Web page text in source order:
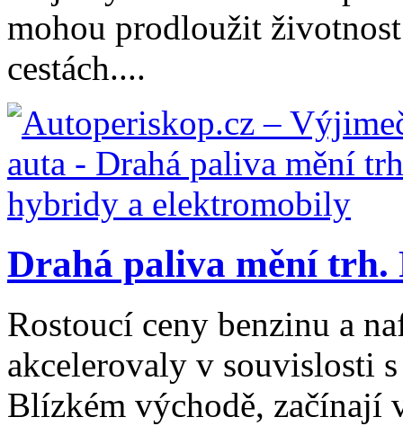
mohou prodloužit
cestách....
Drahá paliva mění trh.
Rostoucí ceny benzinu a
akcelerovaly v souvislosti
Blízkém východě, začínají